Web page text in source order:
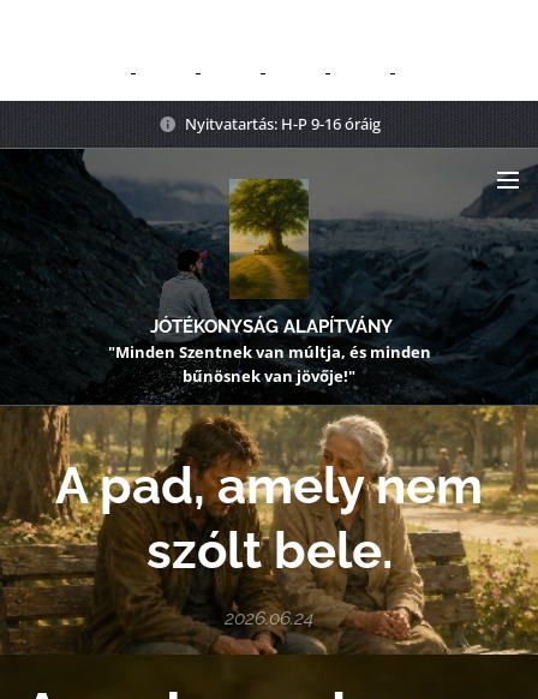
Nyitvatartás: H-P 9-16 óráig
JÓTÉKONYSÁG ALAPÍTVÁNY
"Minden Szentnek van múltja, és minden
bűnösnek van jövője!"
A pad, amely nem
szólt bele.
2026.06.24